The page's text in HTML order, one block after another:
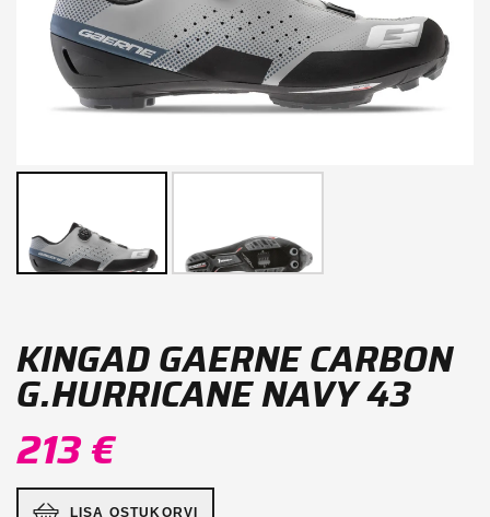
KINGAD GAERNE CARBON
G.HURRICANE NAVY 43
213 €
LISA OSTUKORVI